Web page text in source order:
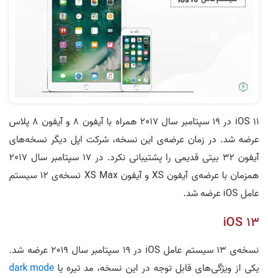
iOS 11 در 19 سپتامبر سال 2017 همراه با آیفون 8 و آیفون 8 پلاس
عرضه شد. در زمان عرضه‌ی این نسخه، شرکت اپل دیگر نسخه‌های
آیفون 32 بیتی قدیمی را پشتیبانی نکرد. در 17 سپتامبر سال 2017
همزمان با عرضه‌ی آیفون XS و آیفون XS Max نسخه‌ی 12 سیستم
عامل iOS عرضه شد.
iOS 13
نسخه‌ی 13 سیستم عامل iOS در 19 سپتامبر سال 2019 عرضه شد.
یکی از ویژگی‌های قابل توجه در این نسخه، مد تیره یا dark mode